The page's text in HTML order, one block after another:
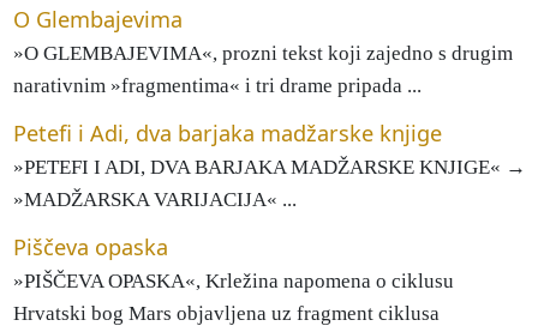
O Glembajevima
»O GLEMBAJEVIMA«, prozni tekst koji zajedno s drugim
narativnim »fragmentima« i tri drame pripada ...
Petefi i Adi, dva barjaka madžarske knjige
»PETEFI I ADI, DVA BARJAKA MADŽARSKE KNJIGE« →
»MADŽARSKA VARIJACIJA« ...
Piščeva opaska
»PIŠČEVA OPASKA«, Krležina napomena o ciklusu
Hrvatski bog Mars objavljena uz fragment ciklusa